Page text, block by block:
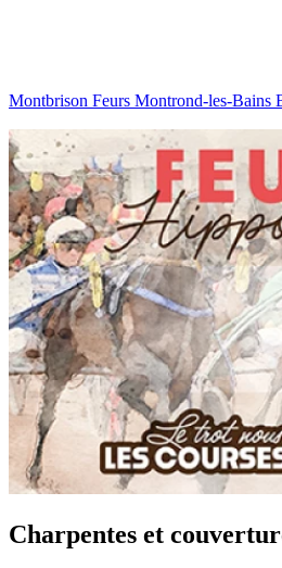
Montbrison Feurs Montrond-les-Bains
Charpentes et